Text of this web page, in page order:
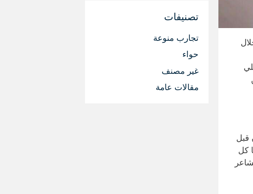
قبل
كل
تصنيفات
تجارب منوعة
حواء
غير مصنف
مقالات عامة